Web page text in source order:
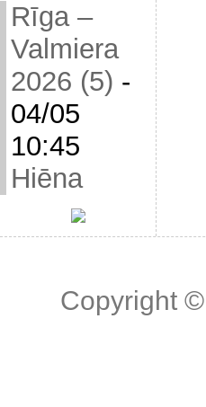
Rīga –
Valmiera
2026 (5) -
04/05
10:45
Hiēna
Copyright